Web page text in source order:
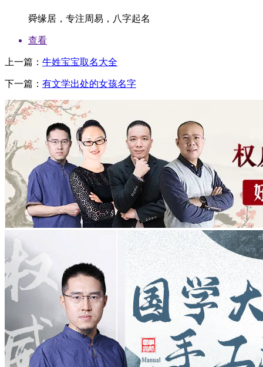
舜缘居，专注周易，八字起名
查看
上一篇： 牛姓宝宝取名大全
下一篇： 有文学出处的女孩名字